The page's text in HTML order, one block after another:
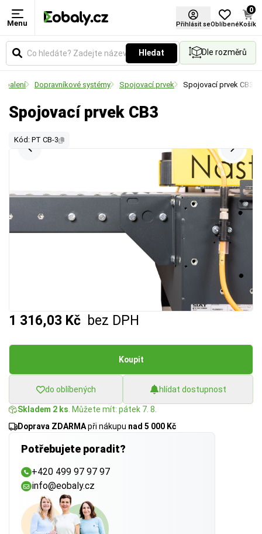
Menu Přihlásit seOblíbené
0
Košík
Hledat Dle rozměrů
balení Dopravníkové systémy Spojovací prvek Spojovací prvek CB3
Spojovací prvek CB3
Kód: PT CB-3
1 316,03 Kč bez DPH
Koupit
do oblíbených hlídat dostupnost
Skladem 2 ks. Můžete mít: pátek 7. 8.
Doprava ZDARMApři nákupu nad 5 000 Kč
Potřebujete poradit?
+420 499 97 97 97
info@eobaly.cz